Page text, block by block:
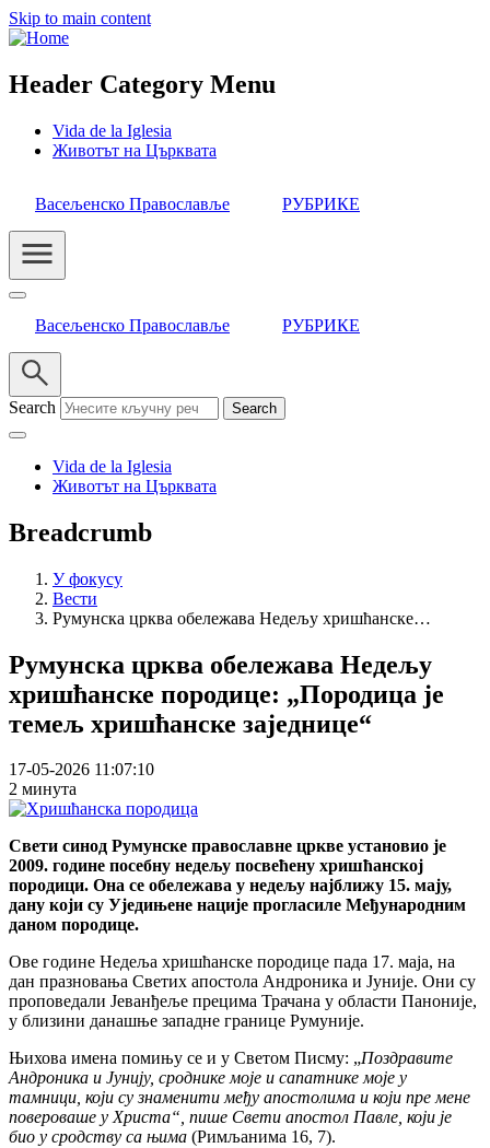
Skip to main content
Header Category Menu
Vida de la Iglesia
Животът на Църквата
Васељенско Православље РУБРИКЕ
Васељенско Православље РУБРИКЕ
Search
Vida de la Iglesia
Животът на Църквата
Breadcrumb
У фокусу
Вести
Румунска црква обележава Недељу хришћанске…
Румунска црква обележава Недељу
хришћанске породице: „Породица је
темељ хришћанске заједнице“
17-05-2026 11:07:10
2 минута
Свети синод Румунске православне цркве установио је
2009. године посебну недељу посвећену хришћанској
породици. Она се обележава у недељу најближу 15. мају,
дану који су Уједињене нације прогласиле Међународним
даном породице.
Ове године Недеља хришћанске породице пада 17. маја, на
дан празновања Светих апостола Андроника и Јуније. Они су
проповедали Јеванђеље прецима Трачана у области Паноније,
у близини данашње западне границе Румуније.
Њихова имена помињу се и у Светом Писму: „Поздравите
Андроника и Јунију, сроднике моје и сапатнике моје у
тамници, који су знаменити међу апостолима и који пре мене
повероваше у Христа“, пише Свети апостол Павле, који је
био у сродству са њима (Римљанима 16, 7).